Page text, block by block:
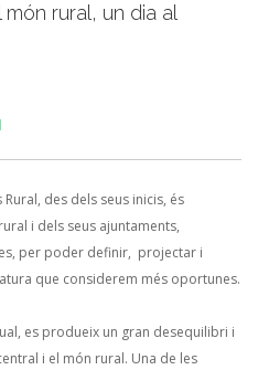
rural, un dia al
des dels seus inicis, és
i dels seus ajuntaments,
per poder definir, projectar i
que considerem més oportunes.
es produeix un gran desequilibri i
i el món rural. Una de les